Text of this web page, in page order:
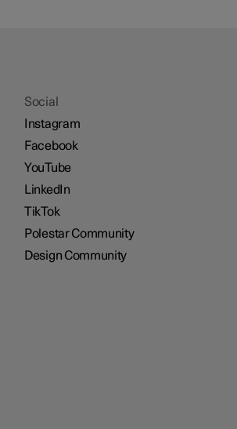
Social
Instagram
Facebook
YouTube
LinkedIn
TikTok
Polestar Community
Design Community